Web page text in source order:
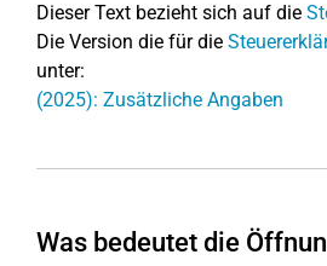
Dieser Text bezieht sich auf die
Die Version die für die
unter:
(2025): Zusätzliche Angaben
Was bedeutet die